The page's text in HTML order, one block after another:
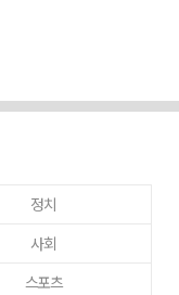
정치
사회
스포츠